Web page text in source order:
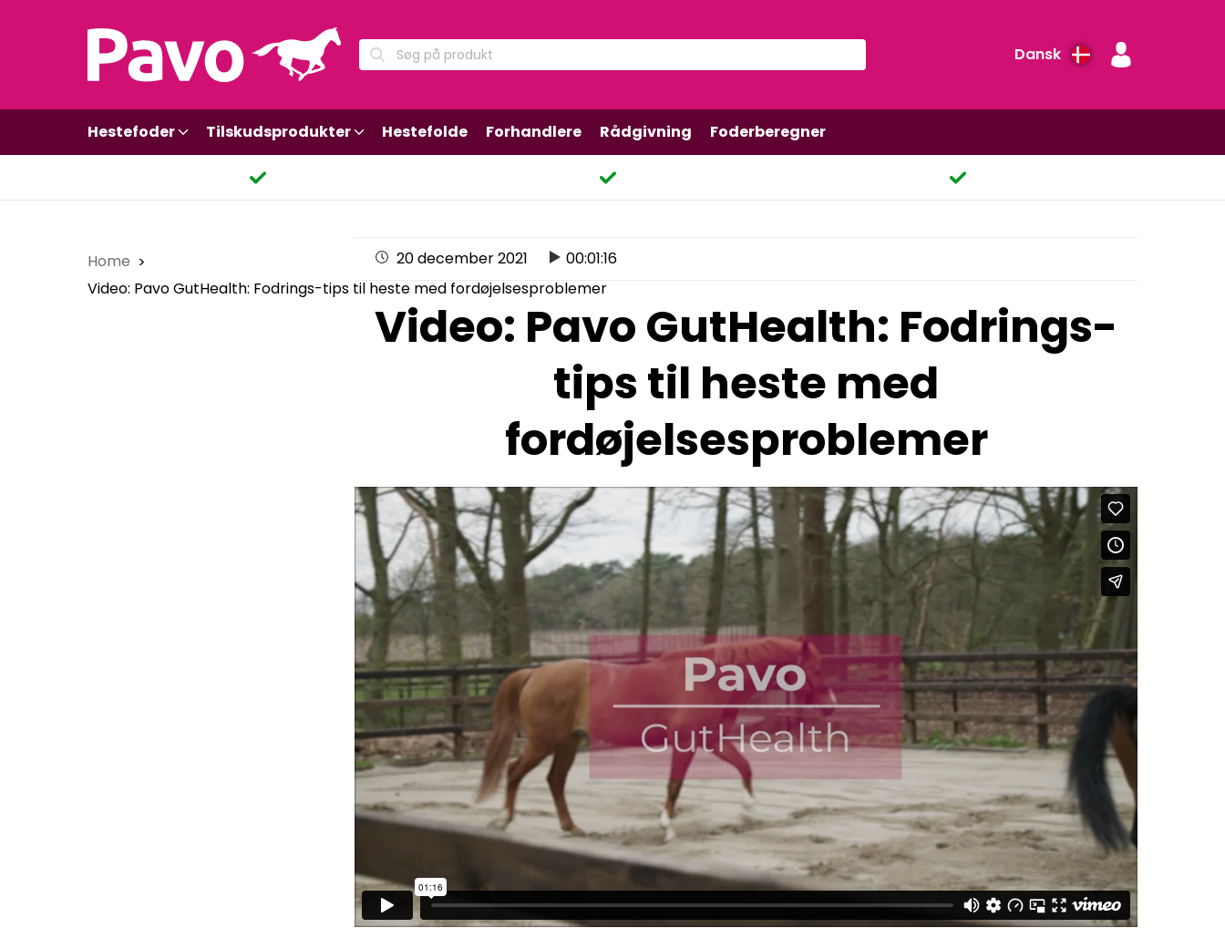
Dansk
Hestefoder Tilskudsprodukter Hestefolde Forhandlere Rådgivning Foderberegner
Home
Video: Pavo GutHealth: Fodrings-tips til heste med fordøjelsesproblemer
20 december 2021 00:01:16
Video: Pavo GutHealth: Fodrings-
tips til heste med
fordøjelsesproblemer